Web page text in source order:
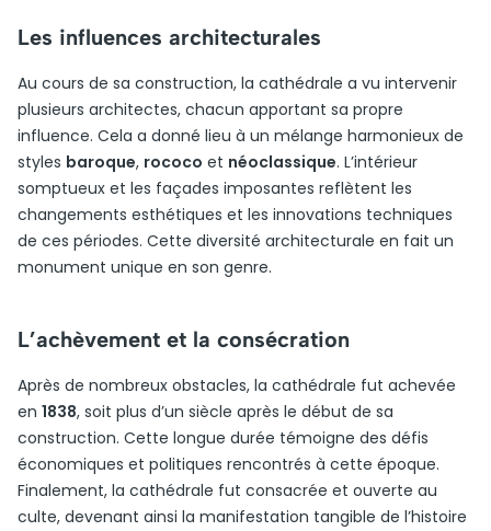
Les influences architecturales
Au cours de sa construction, la cathédrale a vu intervenir
plusieurs architectes, chacun apportant sa propre
influence. Cela a donné lieu à un mélange harmonieux de
styles baroque, rococo et néoclassique. L’intérieur
somptueux et les façades imposantes reflètent les
changements esthétiques et les innovations techniques
de ces périodes. Cette diversité architecturale en fait un
monument unique en son genre.
L’achèvement et la consécration
Après de nombreux obstacles, la cathédrale fut achevée
en 1838, soit plus d’un siècle après le début de sa
construction. Cette longue durée témoigne des défis
économiques et politiques rencontrés à cette époque.
Finalement, la cathédrale fut consacrée et ouverte au
culte, devenant ainsi la manifestation tangible de l’histoire